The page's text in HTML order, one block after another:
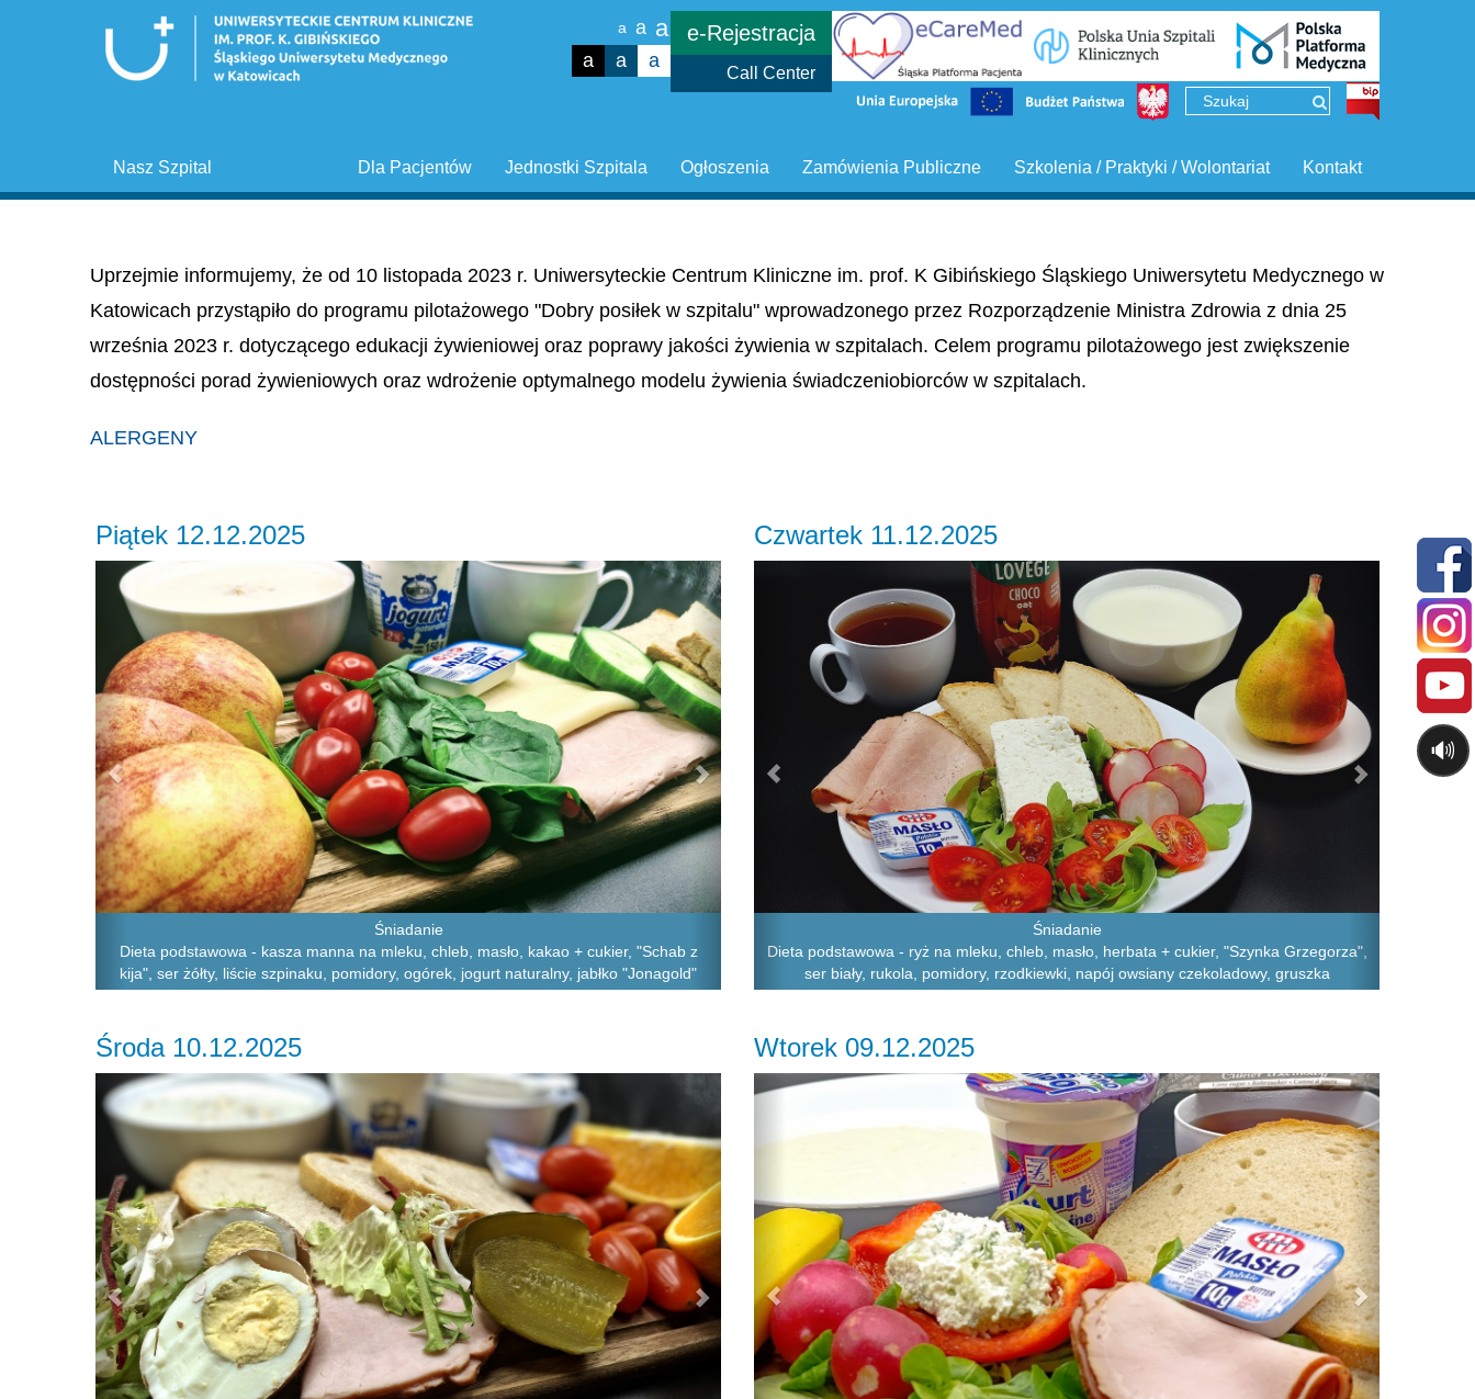
a a a
a a a
e-Rejestracja
Call Center
Kontakt
Szkolenia / Praktyki / Wolontariat
Zamówienia Publiczne
Ogłoszenia
Jednostki Szpitala
Dla Pacjentów
Nasz Szpital
Uprzejmie informujemy, że od 10 listopada 2023 r. Uniwersyteckie Centrum Kliniczne im. prof. K Gibińskiego Śląskiego Uniwersytetu Medycznego w
Katowicach przystąpiło do programu pilotażowego "Dobry posiłek w szpitalu" wprowadzonego przez Rozporządzenie Ministra Zdrowia z dnia 25
września 2023 r. dotyczącego edukacji żywieniowej oraz poprawy jakości żywienia w szpitalach. Celem programu pilotażowego jest zwiększenie
dostępności porad żywieniowych oraz wdrożenie optymalnego modelu żywienia świadczeniobiorców w szpitalach.
ALERGENY
Piątek 12.12.2025
Śniadanie
Dieta podstawowa - kasza manna na mleku, chleb, masło, kakao + cukier, "Schab z
kija", ser żółty, liście szpinaku, pomidory, ogórek, jogurt naturalny, jabłko "Jonagold"
Previous Next
Czwartek 11.12.2025
Śniadanie
Dieta podstawowa - ryż na mleku, chleb, masło, herbata + cukier, "Szynka Grzegorza",
ser biały, rukola, pomidory, rzodkiewki, napój owsiany czekoladowy, gruszka
Środa 10.12.2025
Previous
Wtorek 09.12.2025
Previous Next
🔊